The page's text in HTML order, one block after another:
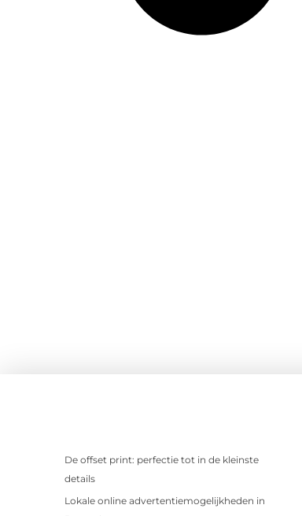
De offset print: perfectie tot in de kleinste
details
Lokale online advertentiemogelijkheden in